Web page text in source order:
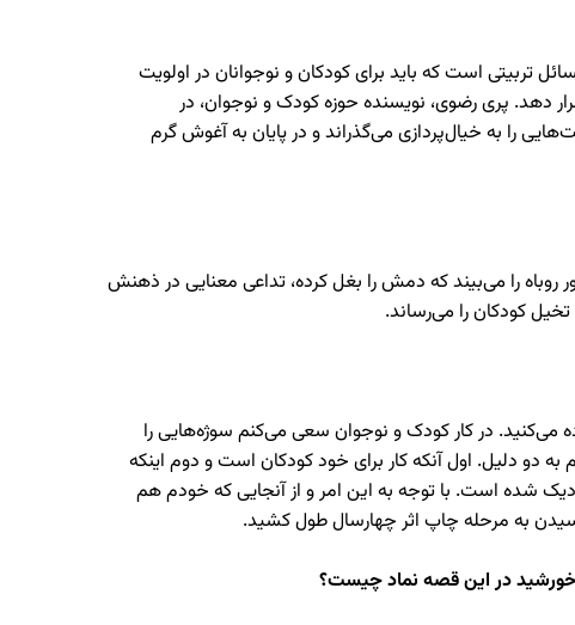
تربیتی است که باید برای کودکان و نوجوانان در اولویت
دهد. پری رضوی، نویسنده حوزه کودک و نوجوان، در
را به خیال‌پردازی می‌گذراند و در پایان به آغوش گرم
روباه را می‌بیند که دمش را بغل کرده، تداعی معنایی در ذهنش
کودکان را می‌رساند.
در کار کودک و نوجوان سعی می‌کنم سوژه‌هایی را
دو دلیل. اول آنکه کار برای خود کودکان است و دوم اینکه
شده است. با توجه به این امر و از آنجایی ‌که خودم هم
به مرحله چاپ اثر چهارسال طول کشید.
خورشید در این قصه نماد چیست؟